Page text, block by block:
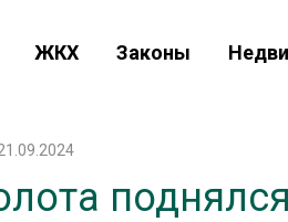
ЖКХ Законы